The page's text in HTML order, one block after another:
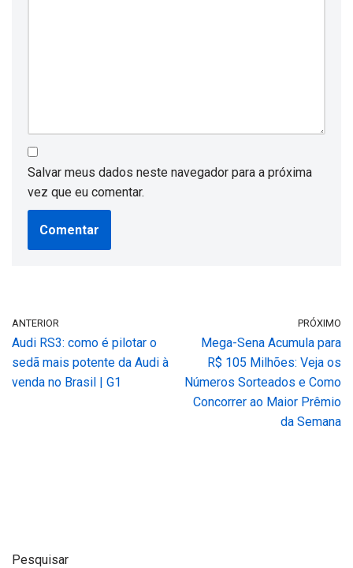
Salvar meus dados neste navegador para a próxima
vez que eu comentar.
ANTERIOR
Audi RS3: como é pilotar o
sedã mais potente da Audi à
venda no Brasil | G1
PRÓXIMO
Mega-Sena Acumula para
R$ 105 Milhões: Veja os
Números Sorteados e Como
Concorrer ao Maior Prêmio
da Semana
Pesquisar